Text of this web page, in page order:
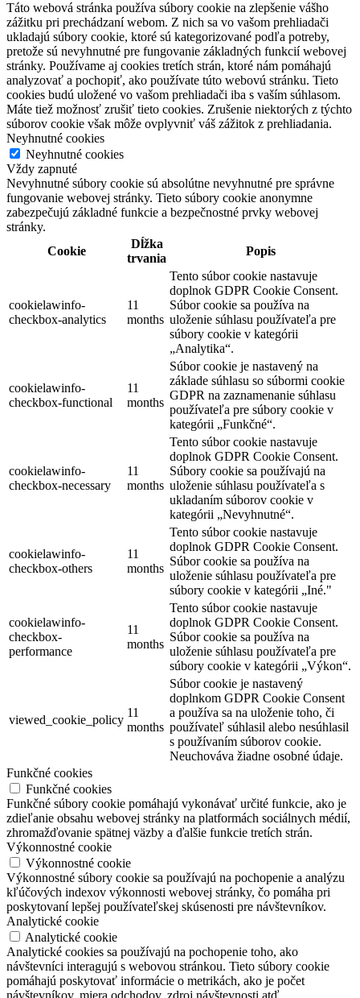
Táto webová stránka používa súbory cookie na zlepšenie vášho
zážitku pri prechádzaní webom. Z nich sa vo vašom prehliadači
ukladajú súbory cookie, ktoré sú kategorizované podľa potreby,
pretože sú nevyhnutné pre fungovanie základných funkcií webovej
stránky. Používame aj cookies tretích strán, ktoré nám pomáhajú
analyzovať a pochopiť, ako používate túto webovú stránku. Tieto
cookies budú uložené vo vašom prehliadači iba s vaším súhlasom.
Máte tiež možnosť zrušiť tieto cookies. Zrušenie niektorých z týchto
súborov cookie však môže ovplyvniť váš zážitok z prehliadania.
Neyhnutné cookies
Neyhnutné cookies
Vždy zapnuté
Nevyhnutné súbory cookie sú absolútne nevyhnutné pre správne
fungovanie webovej stránky. Tieto súbory cookie anonymne
zabezpečujú základné funkcie a bezpečnostné prvky webovej
stránky.
Cookie
Dĺžka
trvania
Popis
cookielawinfo-
checkbox-analytics
11
months
Tento súbor cookie nastavuje
doplnok GDPR Cookie Consent.
Súbor cookie sa používa na
uloženie súhlasu používateľa pre
súbory cookie v kategórii
„Analytika“.
cookielawinfo-
checkbox-functional
11
months
Súbor cookie je nastavený na
základe súhlasu so súbormi cookie
GDPR na zaznamenanie súhlasu
používateľa pre súbory cookie v
kategórii „Funkčné“.
cookielawinfo-
checkbox-necessary
11
months
Tento súbor cookie nastavuje
doplnok GDPR Cookie Consent.
Súbory cookie sa používajú na
uloženie súhlasu používateľa s
ukladaním súborov cookie v
kategórii „Nevyhnutné“.
cookielawinfo-
checkbox-others
11
months
Tento súbor cookie nastavuje
doplnok GDPR Cookie Consent.
Súbor cookie sa používa na
uloženie súhlasu používateľa pre
súbory cookie v kategórii „Iné."
cookielawinfo-
checkbox-
performance
11
months
Tento súbor cookie nastavuje
doplnok GDPR Cookie Consent.
Súbor cookie sa používa na
uloženie súhlasu používateľa pre
súbory cookie v kategórii „Výkon“.
viewed_cookie_policy
11
months
Súbor cookie je nastavený
doplnkom GDPR Cookie Consent
a používa sa na uloženie toho, či
používateľ súhlasil alebo nesúhlasil
s používaním súborov cookie.
Neuchováva žiadne osobné údaje.
Funkčné cookies
Funkčné cookies
Funkčné súbory cookie pomáhajú vykonávať určité funkcie, ako je
zdieľanie obsahu webovej stránky na platformách sociálnych médií,
zhromažďovanie spätnej väzby a ďalšie funkcie tretích strán.
Výkonnostné cookie
Výkonnostné cookie
Výkonnostné súbory cookie sa používajú na pochopenie a analýzu
kľúčových indexov výkonnosti webovej stránky, čo pomáha pri
poskytovaní lepšej používateľskej skúsenosti pre návštevníkov.
Analytické cookie
Analytické cookie
Analytické cookies sa používajú na pochopenie toho, ako
návštevníci interagujú s webovou stránkou. Tieto súbory cookie
pomáhajú poskytovať informácie o metrikách, ako je počet
návštevníkov, miera odchodov, zdroj návštevnosti atď.